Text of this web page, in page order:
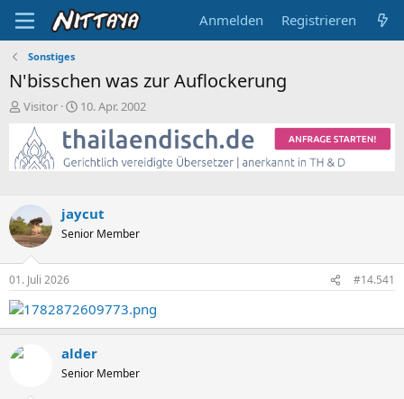
Anmelden Registrieren
Sonstiges
N'bisschen was zur Auflockerung
E
s
t
e
l
e
r
Visitor
E
s
t
e
t
a
10. Apr. 2002
jaycut
Senior Member
01. Juli 2026 #14.541
alder
Senior Member